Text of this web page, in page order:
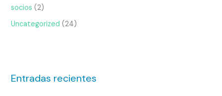
socios (2)
Uncategorized (24)
Entradas recientes